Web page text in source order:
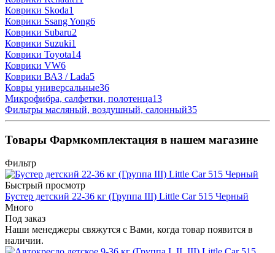
Коврики Skoda1
Коврики Ssang Yong6
Коврики Subaru2
Коврики Suzuki1
Коврики Toyota14
Коврики VW6
Коврики ВАЗ / Lada5
Ковры универсальные36
Микрофибра, салфетки, полотенца13
Фильтры масляный, воздушный, салонный35
Товары Фармкомплектация в нашем магазине
Фильтр
Быстрый просмотр
Бустер детский 22-36 кг (Группа III) Little Car 515 Черный
Много
Под заказ
Наши менеджеры свяжутся с Вами, когда товар появится в
наличии.